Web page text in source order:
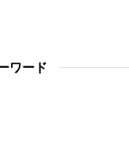
ワード